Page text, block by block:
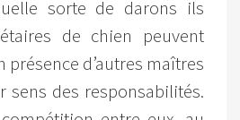
sorte de darons ils
de chien peuvent
présence d’autres maîtres
sens des responsabilités.